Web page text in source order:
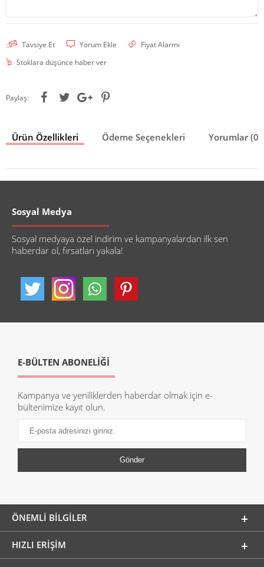
Tavsiye Et Yorum Ekle
Fiyat Alarmı
Stoklara düşünce haber ver
Paylaş:
Ürün Özellikleri Ödeme Seçenekleri Yorumlar (0)
Sosyal Medya
Sosyal medyaya özel indirim ve kampanyalardan ilk sen
haberdar ol, fırsatları yakala!
E-BÜLTEN ABONELİĞİ
Kampanya ve yeniliklerden haberdar olmak için e-
bültenimize kayıt olun.
ÖNEMLI BILGILER
HIZLI ERIŞIM